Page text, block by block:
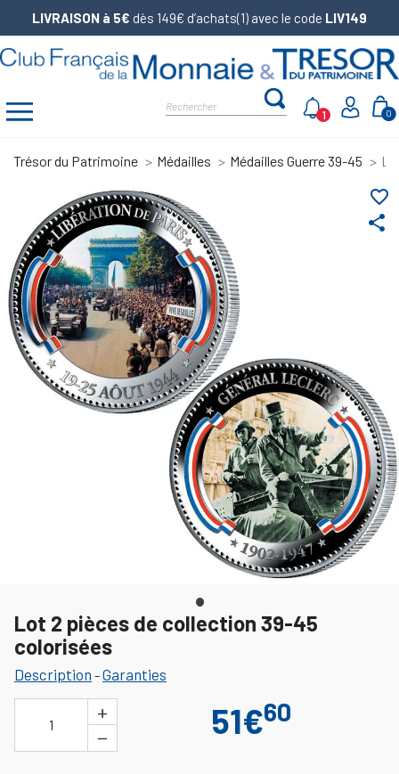
LIVRAISON à 5€ dès 149€ d’achats(1) avec le code LIV149
0
1
Trésor du Patrimoine Médailles Médailles Guerre 39-45
share
favorite_border
Lot 2 pièces de collection 39-45
colorisées
Description -Garanties
1
+
−
51€60